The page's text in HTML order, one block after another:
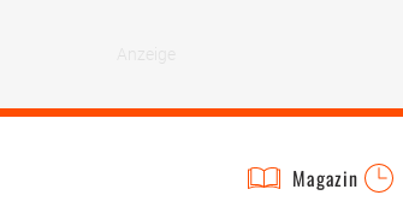
Magazin